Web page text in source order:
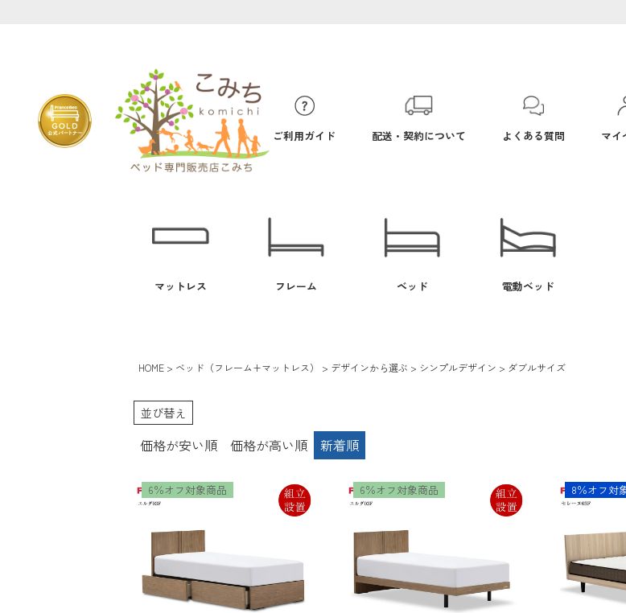
ご利用ガイド 配送・契約について よくある質問 マイ
マットレス フレーム ベッド 電動ベッド
HOME ベッド（フレーム+マットレス） デザインから選ぶ シンプルデザイン ダブルサイズ
並び替え
価格が安い順 価格が高い順 新着順
6％オフ対象商品 6％オフ対象商品 8％オフ対